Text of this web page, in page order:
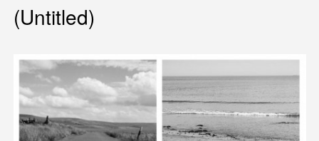
(Untitled)